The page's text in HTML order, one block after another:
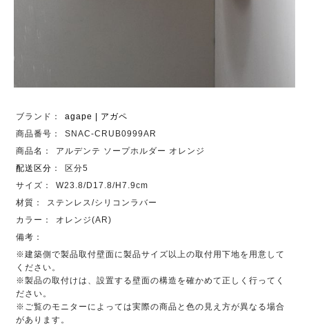
ブランド：
agape | アガペ
商品番号：
SNAC-CRUB0999AR
商品名：
アルデンテ ソープホルダー オレンジ
配送区分 ：
区分5
サイズ：
W23.8/D17.8/H7.9cm
材質：
ステンレス/シリコンラバー
カラー：
オレンジ(AR)
備考：
※建築側で製品取付壁面に製品サイズ以上の取付用下地を用意して
ください。
※製品の取付けは、設置する壁面の構造を確かめて正しく行ってく
ださい。
※ご覧のモニターによっては実際の商品と色の見え方が異なる場合
があります。